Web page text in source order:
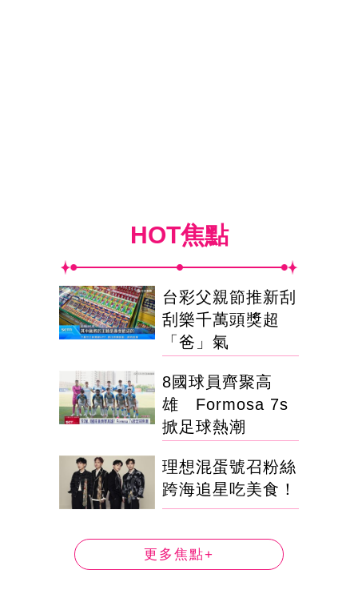
HOT焦點
台彩父親節推新刮
刮樂千萬頭獎超
「爸」氣
8國球員齊聚高
雄 Formosa 7s
掀足球熱潮
理想混蛋號召粉絲
跨海追星吃美食！
更多焦點+